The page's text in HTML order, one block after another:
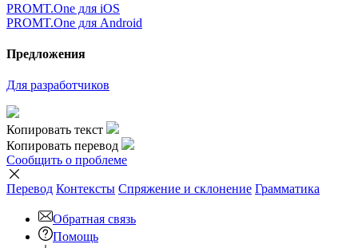
PROMT.One для iOS
PROMT.One для Android
Предложения
Для разработчиков
Копировать текст
Копировать перевод
Сообщить о проблеме
Перевод Контексты Спряжение и склонение Грамматика
Обратная связь
Помощь